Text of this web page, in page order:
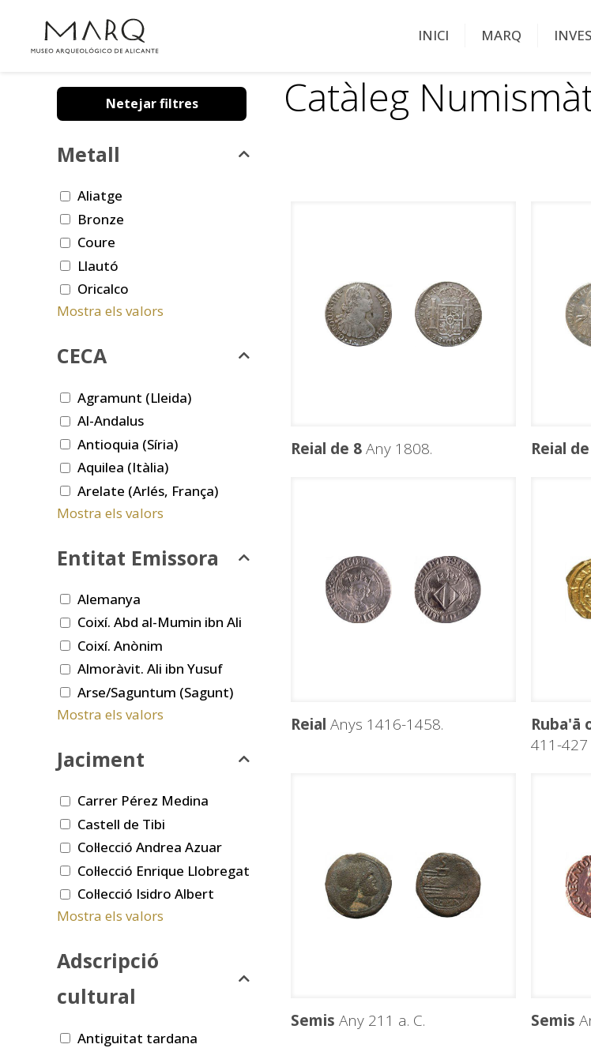
INICI MARQ
Catàleg
Reial de 8Any 1808. Reial
Reial Anys 1416-1458. Ruba'ā
411-427
Semis Any 211 a. C. Semis
Netejar filtres
Metall
Aliatge
Bronze
Coure
Llautó
Oricalco
Mostra els valors
CECA
Agramunt (Lleida)
Al-Andalus
Antioquia (Síria)
Aquilea (Itàlia)
Arelate (Arlés, França)
Mostra els valors
Entitat Emissora
Alemanya
Coixí. Abd al-Mumin ibn Ali
Coixí. Anònim
Almoràvit. Ali ibn Yusuf
Arse/Saguntum (Sagunt)
Mostra els valors
Jaciment
Carrer Pérez Medina
Castell de Tibi
Col·lecció Andrea Azuar
Col·lecció Enrique Llobregat
Col·lecció Isidro Albert
Mostra els valors
Adscripció
cultural
Antiguitat tardana